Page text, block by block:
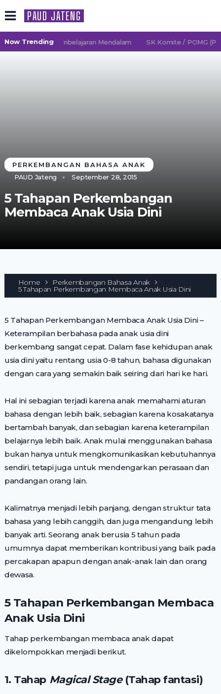
PAUD JATENG
Now Trending
2027 TK Pembelajaran Mendalam SK Komite / POMG
PERKEMBANGAN BAHASA ANAK
PAUD Jateng
September 28, 2015
5 Tahapan Perkembangan
Membaca Anak Usia Dini
Home Perkembangan Bahasa Anak
5 Tahapan Perkembangan Membaca Anak Usia Dini
5 Tahapan Perkembangan Membaca Anak Usia Dini –
Keterampilan berbahasa pada anak usia dini
berkembang sangat cepat. Dalam fase kehidupan anak
usia dini yaitu rentang usia 0-8 tahun, bahasa digunakan
dengan cara yang semakin baik seiring dari hari ke hari.
Hal ini sebagian terjadi karena anak memahami aturan
bahasa dengan lebih baik, sebagian karena kosakatanya
bertambah banyak, dan sebagian karena keterampilan
belajarnya lebih baik. Anak mulai menggunakan bahasa
bukan hanya untuk mengkomunikasikan kebutuhannya
sendiri, tetapi juga untuk mendengarkan perasaan dan
pandangan orang lain.
Kalimatnya menjadi lebih panjang, dengan struktur tata
bahasa yang lebih canggih, dan juga mengandung lebih
banyak arti. Seorang anak berusia 5 tahun pada
umumnya dapat memberikan kontribusi yang baik pada
percakapan apapun dengan anak-anak lain dan orang
dewasa.
5 Tahapan Perkembangan Membaca
Anak Usia Dini
Tahap perkembangan membaca anak dapat
dikelompokkan menjadi berikut.
1. Tahap Magical Stage(Tahap fantasi)